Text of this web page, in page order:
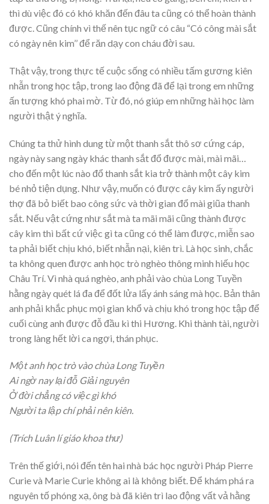
thì dù việc đó có khó khăn đến đâu ta cũng có thể hoàn thành
được. Cũng chính vì thế nên tục ngữ có câu “Có công mài sắt
có ngày nên kim’’ để răn dạy con cháu đời sau.
Thật vậy, trong thực tế cuộc sống có nhiều tấm gương kiên
nhẫn trong học tập, trong lao động đã để lại trong em những
ấn tượng khó phai mờ. Từ đó, nó giúp em những hài học làm
người thật ý nghĩa.
Chúng ta thử hình dung từ một thanh sắt thô sơ cứng cáp,
ngày này sang ngày khác thanh sắt đổ được mài, mài mãi…
cho đến một lúc nào đổ thanh sắt kia trở thành một cây kim
bé nhỏ tiện dụng. Như vậy, muốn có được cây kim ấy người
thợ đã bỏ biết bao công sức và thời gian đổ mài giũa thanh
sắt. Nếu vật cứng như sắt mà ta mãi mãi cũng thành được
cây kim thì bất cứ việc gì ta cũng có thể làm được, miễn sao
ta phải biết chịu khó, biết nhẫn nại, kiên trì. Là học sinh, chắc
ta không quen được anh học trò nghèo thông minh hiếu học
Châu Trí. Vì nhà quá nghèo, anh phải vào chùa Long Tuyền
hằng ngày quét lá đa để đốt lửa lấy ánh sáng mà học. Bản thân
anh phải khắc phục mọi gian khổ và chịu khó trong học tập để
cuối cùng anh được đỗ đầu kì thi Hương. Khi thành tài, người
trong làng hết lời ca ngợi, thán phục.
Một anh học trò vào chùa Long Tuyền
Ai ngờ nay lại đỗ Giải nguyên
Ở đời chẳng có việc gì khó
Người ta lập chí phải nên kiên.
(Trích Luân lí giáo khoa thư)
Trên thế giới, nói đến tên hai nhà bác học người Pháp Pierre
Curie và Marie Curie không ai là không biết. Để khám phá ra
nguyên tố phóng xạ, ông bà đã kiên trì lao động vất vả hằng